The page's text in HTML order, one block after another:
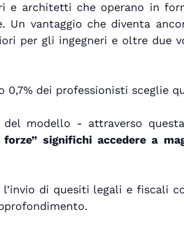
e architetti che operano in
vantaggio che diventa
per gli ingegneri e oltre due
dei professionisti sceglie
del modello - attraverso
significhi accedere a
di quesiti legali e fiscali